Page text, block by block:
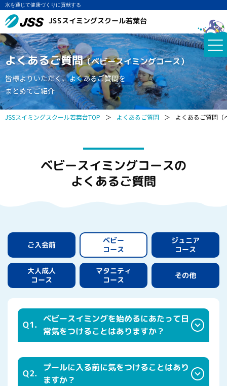
水を通じて健康づくりに貢献する
JSSスイミングスクール若葉台
よくあるご質問（ベビースイミングコース）
皆様よりいただく、よくあるご質問を
まとめてご紹介
JSSスイミングスクール若葉台TOP ＞ よくあるご質問 ＞ よくあるご質問（
ベビースイミングコースの
よくあるご質問
ご入会前
ベビー
コース
ジュニア
コース
大人成人
コース
マタニティ
コース その他
Q1.
ベビースイミングを始めるにあたって日
常気をつけることはありますか？
Q2.
プールに入る前に気をつけることはあり
ますか？